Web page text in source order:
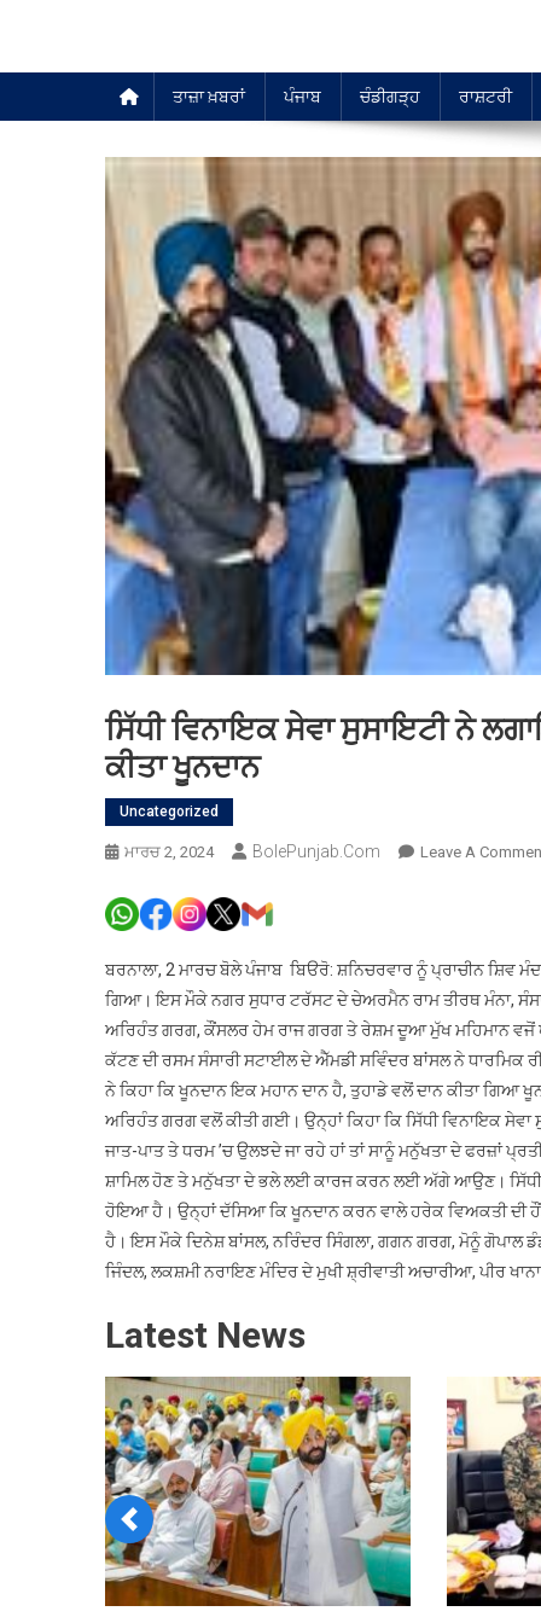
ਤਾਜ਼ਾ ਖ਼ਬਰਾਂ ਪੰਜਾਬ ਚੰਡੀਗੜ੍ਹ ਰਾਸ਼ਟਰੀ
ਸਿੱਧੀ ਵਿਨਾਇਕ ਸੇਵਾ ਸੁਸਾਇਟੀ ਨੇ
ਕੀਤਾ ਖੂਨਦਾਨ
Uncategorized
ਮਾਰਚ 2, 2024 BolePunjab.com Leave A
ਬਰਨਾਲਾ, 2 ਮਾਰਚ ਬੋਲੇ ਪੰਜਾਬ ਬਿੳਰੋ: ਸ਼ਨਿਚਰਵਾਰ ਨੂੰ ਪ੍ਰਾਚੀਨ ਸ਼ਿਵ
ਗਿਆ। ਇਸ ਮੌਕੇ ਨਗਰ ਸੁਧਾਰ ਟਰੱਸਟ ਦੇ ਚੇਅਰਮੈਨ ਰਾਮ ਤੀਰਥ ਮੰਨਾ,
ਅਰਿਹੰਤ ਗਰਗ, ਕੌਂਸਲਰ ਹੇਮ ਰਾਜ ਗਰਗ ਤੇ ਰੇਸ਼ਮ ਦੂਆ ਮੁੱਖ ਮਹਿਮਾਨ ਵਜੋਂ
ਕੱਟਣ ਦੀ ਰਸਮ ਸੰਸਾਰੀ ਸਟਾਈਲ ਦੇ ਐੱਮਡੀ ਸਵਿੰਦਰ ਬਾਂਸਲ ਨੇ ਧਾਰਮਿਕ
ਨੇ ਕਿਹਾ ਕਿ ਖੂਨਦਾਨ ਇਕ ਮਹਾਨ ਦਾਨ ਹੈ, ਤੁਹਾਡੇ ਵਲੋਂ ਦਾਨ ਕੀਤਾ
ਅਰਿਹੰਤ ਗਰਗ ਵਲੋਂ ਕੀਤੀ ਗਈ। ਉਨ੍ਹਾਂ ਕਿਹਾ ਕਿ ਸਿੱਧੀ ਵਿਨਾਇਕ
ਜਾਤ-ਪਾਤ ਤੇ ਧਰਮ ’ਚ ਉਲਝਦੇ ਜਾ ਰਹੇ ਹਾਂ ਤਾਂ ਸਾਨੂੰ ਮਨੁੱਖਤਾ ਦੇ ਫਰਜ਼ਾਂ
ਸ਼ਾਮਿਲ ਹੋਣ ਤੇ ਮਨੁੱਖਤਾ ਦੇ ਭਲੇ ਲਈ ਕਾਰਜ ਕਰਨ ਲਈ ਅੱਗੇ ਆਉਣ।
ਹੋਇਆ ਹੈ। ਉਨ੍ਹਾਂ ਦੱਸਿਆ ਕਿ ਖੂਨਦਾਨ ਕਰਨ ਵਾਲੇ ਹਰੇਕ ਵਿਅਕਤੀ ਦੀ
ਹੈ। ਇਸ ਮੌਕੇ ਦਿਨੇਸ਼ ਬਾਂਸਲ, ਨਰਿੰਦਰ ਸਿੰਗਲਾ, ਗਗਨ ਗਰਗ, ਮੋਨੂੰ ਗੋਪਾਲ
ਜਿੰਦਲ, ਲਕਸ਼ਮੀ ਨਰਾਇਣ ਮੰਦਿਰ ਦੇ ਮੁਖੀ ਸ਼੍ਰੀਵਾਤੀ ਅਚਾਰੀਆ, ਪੀਰ
Latest News
Previous